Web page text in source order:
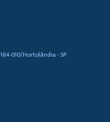
010/Hortolândia - SP